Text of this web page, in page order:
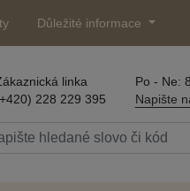
Důležité informace
linka
228 229 395
Po - Ne:
Napište